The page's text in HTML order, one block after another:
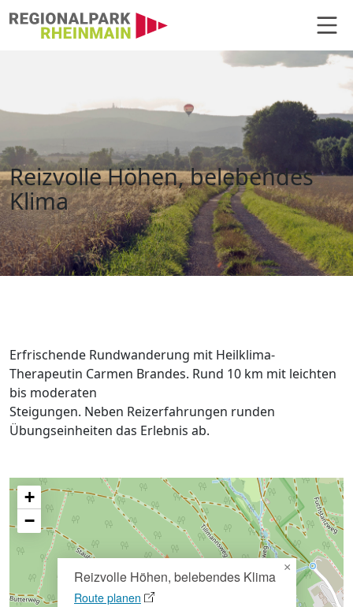
Reizvolle Höhen, belebendes
Hauptnavigation
Reizvolle Höhen, belebendes
Klima
Erfrischende Rundwanderung mit Heilklima-
Therapeutin Carmen Brandes. Rund 10 km mit leichten
bis moderaten
Steigungen. Neben Reizerfahrungen runden
Übungseinheiten das Erlebnis ab.
Reizvolle Höhen, belebendes Klima
Route planen
×
+
−